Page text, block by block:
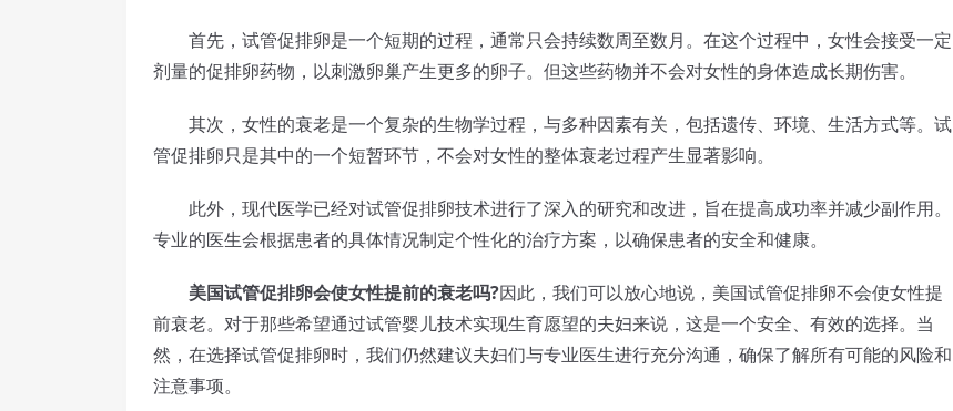
首先，试管促排卵是一个短期的过程，通常只会持续数周至数月。在这个过程中，女性会接受一定
剂量的促排卵药物，以刺激卵巢产生更多的卵子。但这些药物并不会对女性的身体造成长期伤害。
其次，女性的衰老是一个复杂的生物学过程，与多种因素有关，包括遗传、环境、生活方式等。试
管促排卵只是其中的一个短暂环节，不会对女性的整体衰老过程产生显著影响。
此外，现代医学已经对试管促排卵技术进行了深入的研究和改进，旨在提高成功率并减少副作用。
专业的医生会根据患者的具体情况制定个性化的治疗方案，以确保患者的安全和健康。
美国试管促排卵会使女性提前的衰老吗?因此，我们可以放心地说，美国试管促排卵不会使女性提
前衰老。对于那些希望通过试管婴儿技术实现生育愿望的夫妇来说，这是一个安全、有效的选择。当
然，在选择试管促排卵时，我们仍然建议夫妇们与专业医生进行充分沟通，确保了解所有可能的风险和
注意事项。